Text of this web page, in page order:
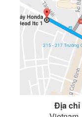
Địa chỉ